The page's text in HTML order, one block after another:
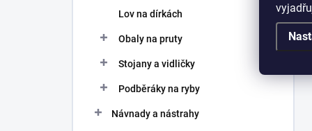
Lov na dírkách
Obaly na pruty
Stojany a vidličky
Podběráky na ryby
Návnady a nástrahy